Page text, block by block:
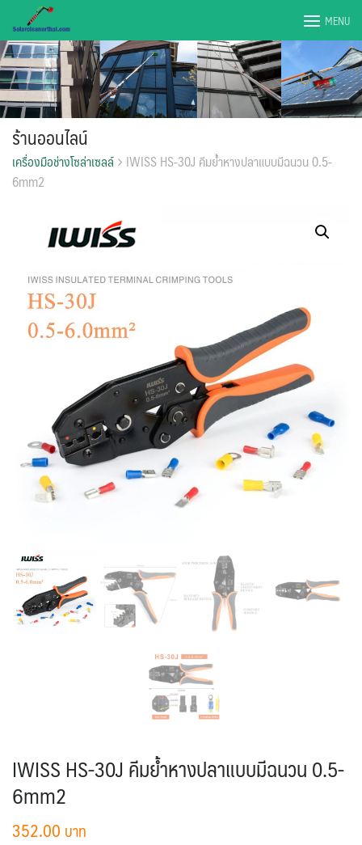
content
MENU
ร้านออนไลน์
เครื่องมือช่างโซล่าเซลล์ IWISS HS-30J คีมย้ำหางปลาแบบมีฉนวน 0.5-
6mm2
IWISS HS-30J คีมย้ำหางปลาแบบมีฉนวน 0.5-
6mm2
352.00